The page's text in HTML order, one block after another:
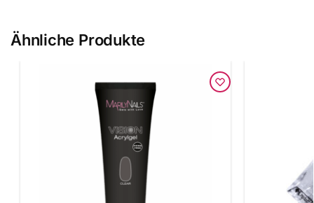
Ähnliche Produkte